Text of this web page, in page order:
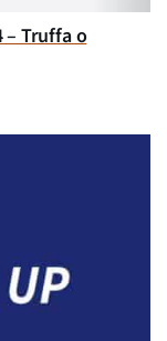
– Truffa o